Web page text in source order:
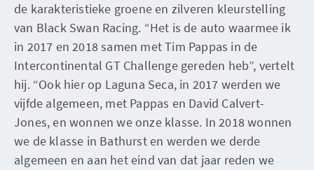
de karakteristieke groene en zilveren kleurstelling
van Black Swan Racing. “Het is de auto waarmee ik
in 2017 en 2018 samen met Tim Pappas in de
Intercontinental GT Challenge gereden heb”, vertelt
hij. “Ook hier op Laguna Seca, in 2017 werden we
vijfde algemeen, met Pappas en David Calvert-
Jones, en wonnen we onze klasse. In 2018 wonnen
we de klasse in Bathurst en werden we derde
algemeen en aan het eind van dat jaar reden we